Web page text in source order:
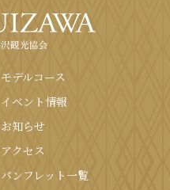
モデルコース
イベント情報
お知らせ
アクセス
パンフレット⼀覧